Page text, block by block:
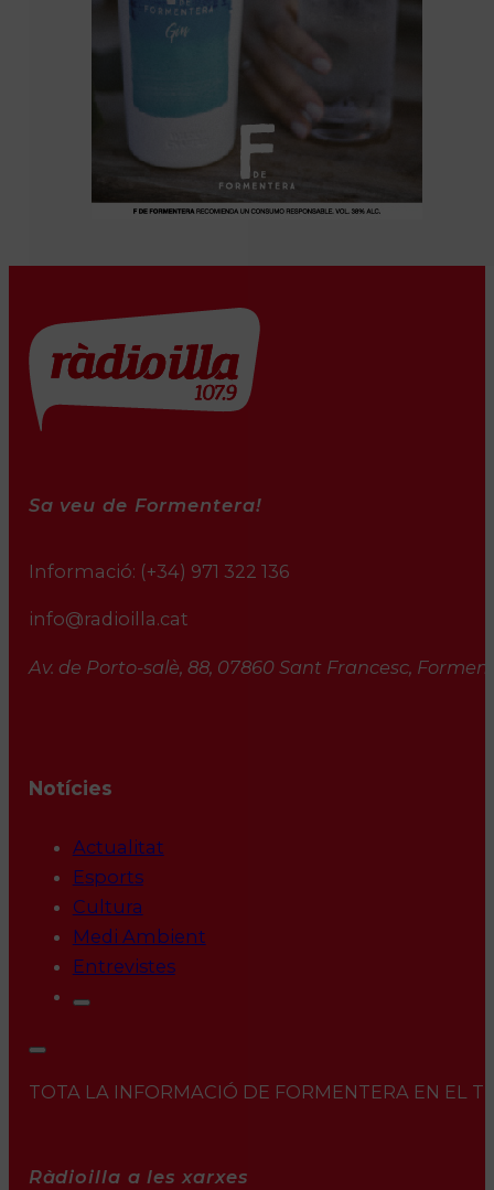
Sa veu de Formentera!
Informació: (+34) 971 322 136
info@radioilla.cat
Av. de Porto-salè, 88, 07860 Sant Francesc,
Notícies
Actualitat
Esports
Cultura
Medi Ambient
Entrevistes
TOTA LA INFORMACIÓ DE FORMENTERA EN EL
Ràdioilla a les xarxes